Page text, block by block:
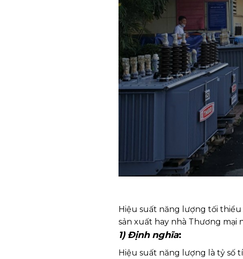
Hiệu suất năng lượng tối
sản xuất hay nhà Thương mại
1) Định nghĩa:
Hiệu suất năng lượng là tỷ số